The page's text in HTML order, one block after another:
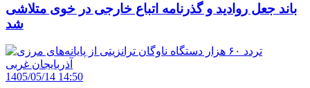
باند جعل روادید و گذرنامه اتباع خارجی در خوی متلاشی
شد
1405/05/14 14:50